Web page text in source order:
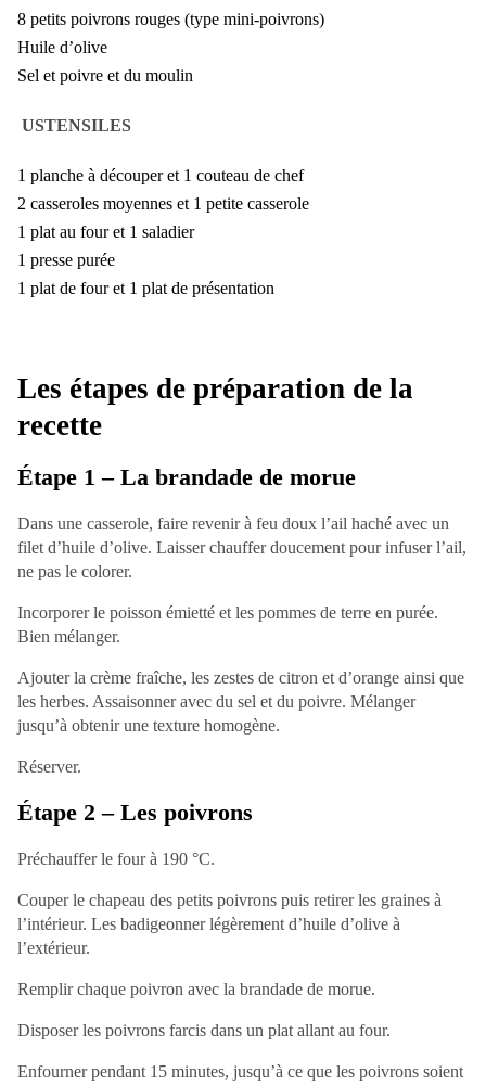
8 petits poivrons rouges (type mini-poivrons)
Huile d’olive
Sel et poivre et du moulin
USTENSILES
1 planche à découper et 1 couteau de chef
2 casseroles moyennes et 1 petite casserole
1 plat au four et 1 saladier
1 presse purée
1 plat de four et 1 plat de présentation
Les étapes de préparation de la
recette
Étape 1 – La brandade de morue
Dans une casserole, faire revenir à feu doux l’ail haché avec un
filet d’huile d’olive. Laisser chauffer doucement pour infuser l’ail,
ne pas le colorer.
Incorporer le poisson émietté et les pommes de terre en purée.
Bien mélanger.
Ajouter la crème fraîche, les zestes de citron et d’orange ainsi que
les herbes. Assaisonner avec du sel et du poivre. Mélanger
jusqu’à obtenir une texture homogène.
Réserver.
Étape 2 – Les poivrons
Préchauffer le four à 190 °C.
Couper le chapeau des petits poivrons puis retirer les graines à
l’intérieur. Les badigeonner légèrement d’huile d’olive à
l’extérieur.
Remplir chaque poivron avec la brandade de morue.
Disposer les poivrons farcis dans un plat allant au four.
Enfourner pendant 15 minutes, jusqu’à ce que les poivrons soient